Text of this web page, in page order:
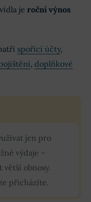
je roční výnos
spořící účty,
, doplňkové
jen pro
výdaje –
větší obnosy.
přicházíte.